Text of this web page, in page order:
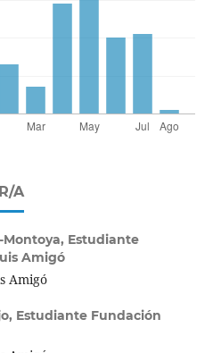
A
Estudiante
Amigó
Amigó
Estudiante Fundación